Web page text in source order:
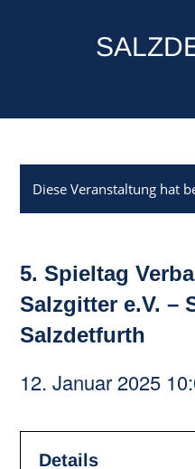
Diese Veranstaltung hat
5. Spieltag
Salzgitter e.V. –
Salzdetfurth
12. Januar 2025
Details